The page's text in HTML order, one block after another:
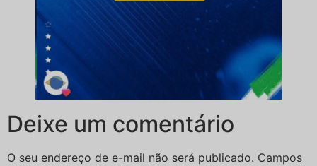
Deixe um comentário
O seu endereço de e-mail não será publicado. Campos